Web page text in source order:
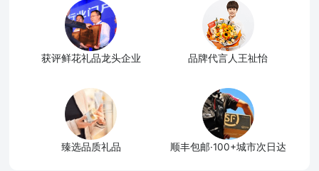
获评鲜花礼品龙头企业 品牌代言人王祉怡
臻选品质礼品 顺丰包邮·100+城市次日达